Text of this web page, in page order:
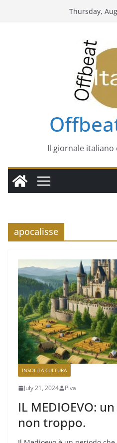
Thursday,
Il giornale
apocalisse
INSOLITA CULTURA
July 21, 2024 Piva
IL MEDIOEVO:
non troppo.